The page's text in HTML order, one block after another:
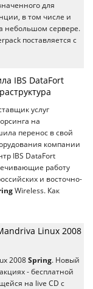
для
в том числе и
небольшом сервере.
поставляется с
IBS DataFort
услуг
на
перенос в свой
компании
IBS DataFort
работу
и восточно-
Wireless. Как
Linux 2008
2008Spring. Новый
- бесплатной
на live CD с